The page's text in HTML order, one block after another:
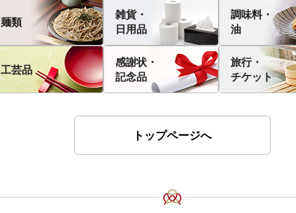
麺類
雑貨・
日用品
調味料・
油
工芸品
感謝状・
記念品
旅行・
チケット
トップページへ